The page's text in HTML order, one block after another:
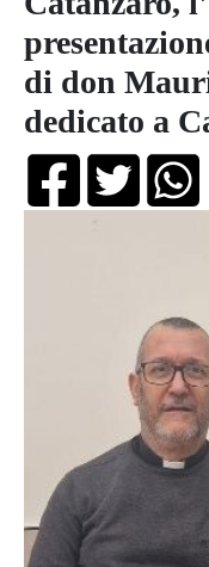
di don
dedicato a